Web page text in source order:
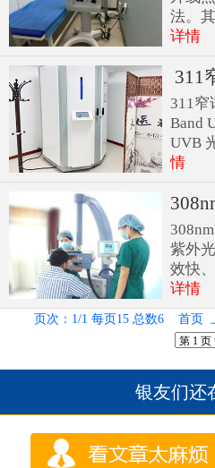
法。
详情
311
311窄
Band
UVB
情
紫外
效快
详情
页次：1/1 每页15 总数6 首
银友们还